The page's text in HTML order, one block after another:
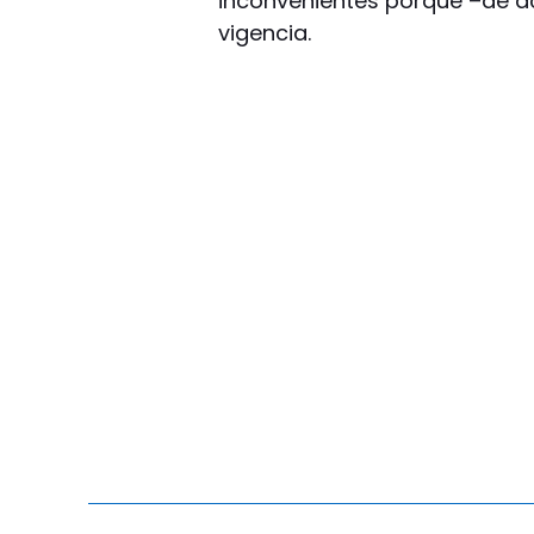
vigencia.